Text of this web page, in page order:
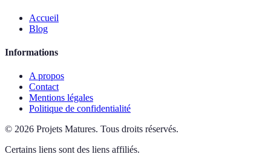
Accueil
Blog
Informations
A propos
Contact
Mentions légales
Politique de confidentialité
© 2026 Projets Matures. Tous droits réservés.
Certains liens sont des liens affiliés.